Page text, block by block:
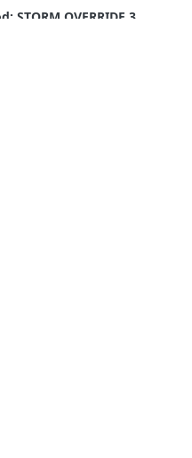
STORM OVERRIDE 3